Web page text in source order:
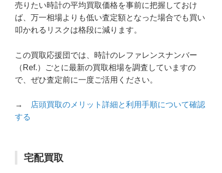
売りたい時計の平均買取価格を事前に把握しておけ
ば、万一相場よりも低い査定額となった場合でも買い
叩かれるリスクは格段に減ります。
この買取応援団では、時計のレファレンスナンバー
（Ref.）ごとに最新の買取相場を調査していますの
で、ぜひ査定前に一度ご活用ください。
→
店頭買取のメリット詳細と利用手順について確認
する
宅配買取